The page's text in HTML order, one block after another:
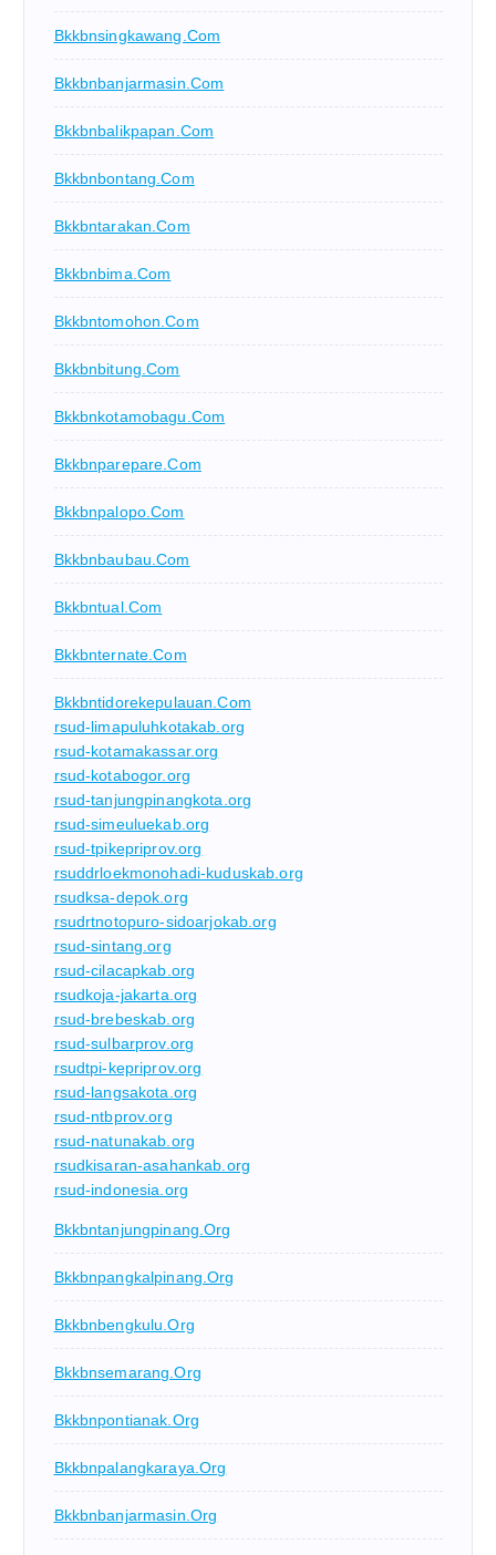
Bkkbnsingkawang.com
Bkkbnbanjarmasin.com
Bkkbnbalikpapan.com
Bkkbnbontang.com
Bkkbntarakan.com
Bkkbnbima.com
Bkkbntomohon.com
Bkkbnbitung.com
Bkkbnkotamobagu.com
Bkkbnparepare.com
Bkkbnpalopo.com
Bkkbnbaubau.com
Bkkbntual.com
Bkkbnternate.com
Bkkbntidorekepulauan.com
rsud-limapuluhkotakab.org
rsud-kotamakassar.org
rsud-kotabogor.org
rsud-tanjungpinangkota.org
rsud-simeuluekab.org
rsud-tpikepriprov.org
rsuddrloekmonohadi-kuduskab.org
rsudksa-depok.org
rsudrtnotopuro-sidoarjokab.org
rsud-sintang.org
rsud-cilacapkab.org
rsudkoja-jakarta.org
rsud-brebeskab.org
rsud-sulbarprov.org
rsudtpi-kepriprov.org
rsud-langsakota.org
rsud-ntbprov.org
rsud-natunakab.org
rsudkisaran-asahankab.org
rsud-indonesia.org
Bkkbntanjungpinang.org
Bkkbnpangkalpinang.org
Bkkbnbengkulu.org
Bkkbnsemarang.org
Bkkbnpontianak.org
Bkkbnpalangkaraya.org
Bkkbnbanjarmasin.org